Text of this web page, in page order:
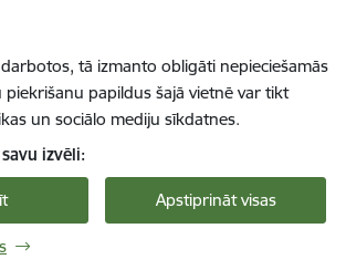
tā izmanto obligāti nepieciešamās
piekrišanu papildus šajā vietnē var tikt
un sociālo mediju sīkdatnes.
izvēli:
Apstiprināt visas